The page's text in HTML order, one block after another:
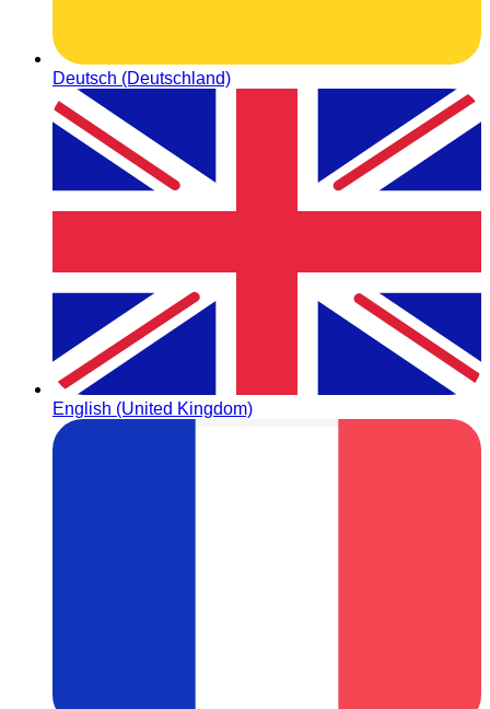
Deutsch (Deutschland)
English (United Kingdom)